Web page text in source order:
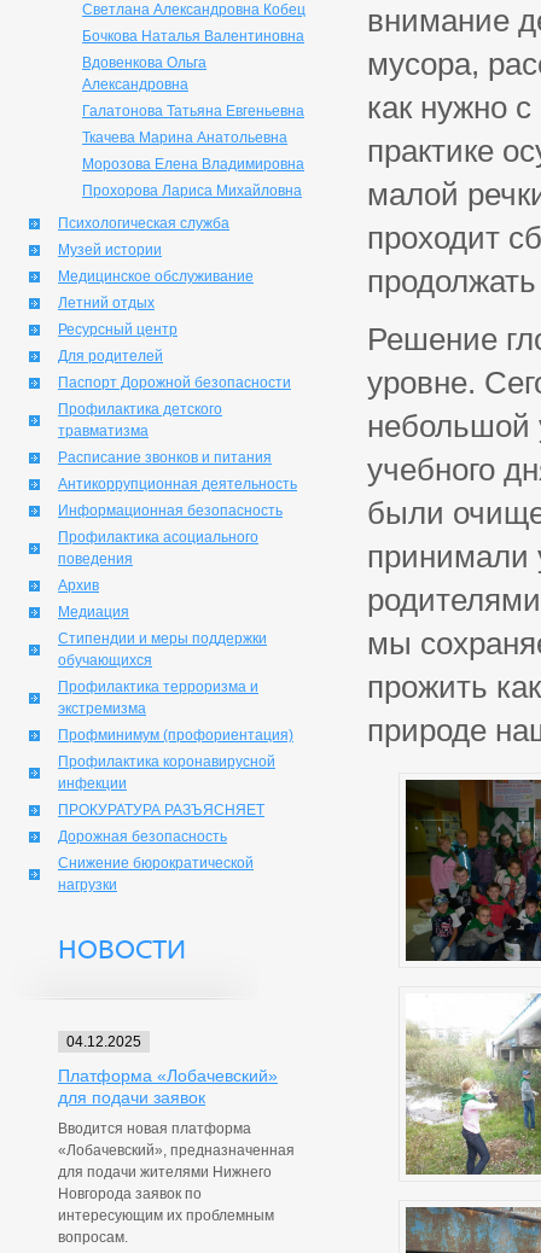
Светлана Александровна Кобец
Бочкова Наталья Валентиновна
Вдовенкова Ольга
Александровна
Галатонова Татьяна Евгеньевна
Ткачева Марина Анатольевна
Морозова Елена Владимировна
Прохорова Лариса Михайловна
Психологическая служба
Музей истории
Медицинское обслуживание
Летний отдых
Ресурсный центр
Для родителей
Паспорт Дорожной безопасности
Профилактика детского
травматизма
Расписание звонков и питания
Антикоррупционная деятельность
Информационная безопасность
Профилактика асоциального
поведения
Архив
Медиация
Стипендии и меры поддержки
обучающихся
Профилактика терроризма и
экстремизма
Профминимум (профориентация)
Профилактика коронавирусной
инфекции
ПРОКУРАТУРА РАЗЪЯСНЯЕТ
Дорожная безопасность
Снижение бюрократической
нагрузки
НОВОСТИ
04.12.2025
Платформа «Лобачевский»
для подачи заявок
Вводится новая платформа
«Лобачевский», предназначенная
для подачи жителями Нижнего
Новгорода заявок по
интересующим их проблемным
вопросам.
внимание
мусора,
как нужно
практике
малой
проходит
Решение
уровне.
небольшой
учебного
были
принимали
мы
прожить
природе